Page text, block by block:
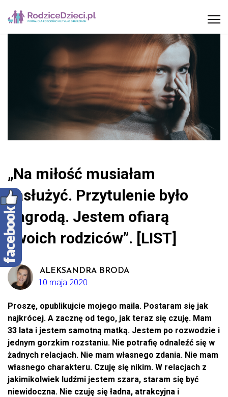
„Na miłość musiałam
zasłużyć. Przytulenie było
nagrodą. Jestem ofiarą
swoich rodziców”. [LIST]
ALEKSANDRA BRODA
10 maja 2020
Proszę, opublikujcie mojego maila. Postaram się jak
najkrócej. A zacznę od tego, jak teraz się czuję. Mam
33 lata i jestem samotną matką. Jestem po rozwodzie i
jednym gorzkim rozstaniu. Nie potrafię odnaleźć się w
żadnych relacjach. Nie mam własnego zdania. Nie mam
własnego charakteru. Czuję się nikim. W relacjach z
jakimikolwiek ludźmi jestem szara, staram się być
niewidoczna. Nie czuję się ładna, atrakcyjna i